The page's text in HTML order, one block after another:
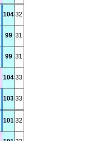
104 32
99 31
99 31
104 33
103 33
101 32